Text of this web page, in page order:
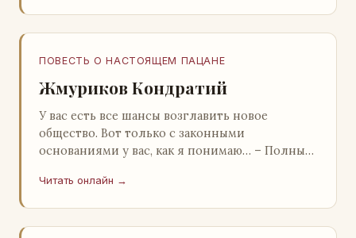
ПОВЕСТЬ О НАСТОЯЩЕМ ПАЦАНЕ
Жмуриков Кондратий
У вас есть все шансы возглавить новое
общество. Вот только с законными
основаниями у вас, как я понимаю… – Полный
Натанович. – Что ж, …
Читать онлайн →